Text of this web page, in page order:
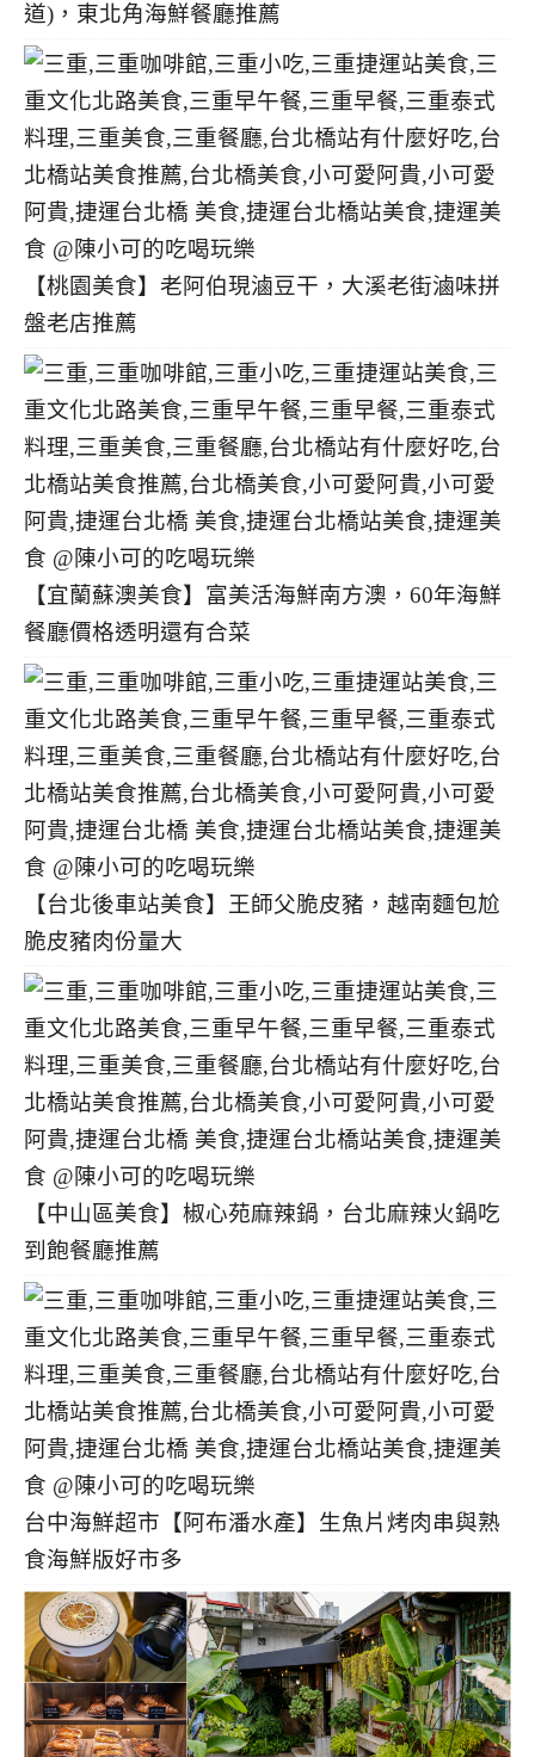
道)，東北角海鮮餐廳推薦
【桃園美食】老阿伯現滷豆干，大溪老街滷味拼
盤老店推薦
【宜蘭蘇澳美食】富美活海鮮南方澳，60年海鮮
餐廳價格透明還有合菜
【台北後車站美食】王師父脆皮豬，越南麵包尬
脆皮豬肉份量大
【中山區美食】椒心苑麻辣鍋，台北麻辣火鍋吃
到飽餐廳推薦
台中海鮮超市【阿布潘水產】生魚片烤肉串與熟
食海鮮版好市多